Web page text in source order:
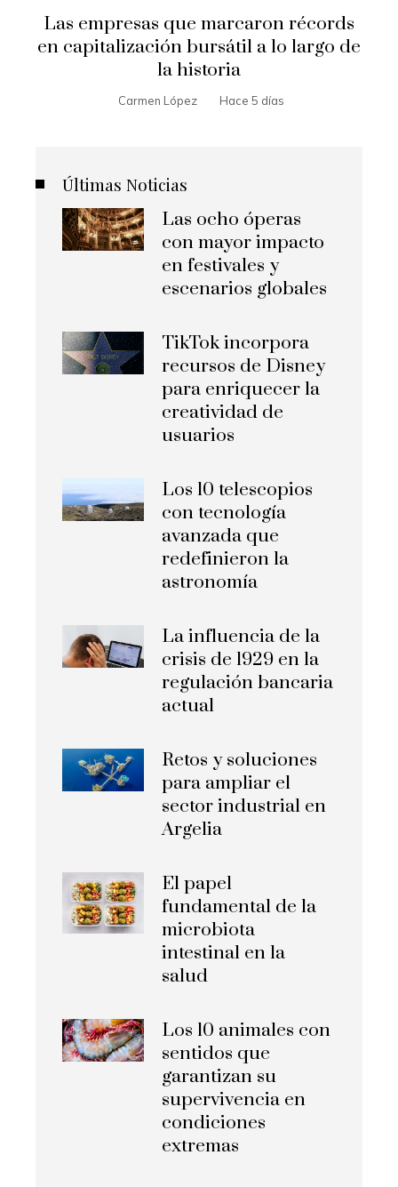
Las empresas que marcaron récords
en capitalización bursátil a lo largo de
la historia
Carmen López Hace 5 días
Últimas Noticias
Las ocho óperas
con mayor impacto
en festivales y
escenarios globales
TikTok incorpora
recursos de Disney
para enriquecer la
creatividad de
usuarios
Los 10 telescopios
con tecnología
avanzada que
redefinieron la
astronomía
La influencia de la
crisis de 1929 en la
regulación bancaria
actual
Retos y soluciones
para ampliar el
sector industrial en
Argelia
El papel
fundamental de la
microbiota
intestinal en la
salud
Los 10 animales con
sentidos que
garantizan su
supervivencia en
condiciones
extremas